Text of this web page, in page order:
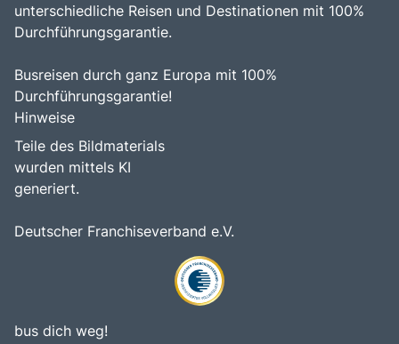
unterschiedliche Reisen und Destinationen mit 100%
Durchführungsgarantie.
Busreisen durch ganz Europa mit 100%
Durchführungsgarantie!
Hinweise
Teile des Bildmaterials
wurden mittels KI
generiert.
Deutscher Franchiseverband e.V.
bus dich weg!